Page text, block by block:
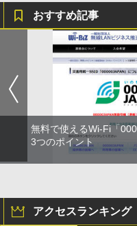
おすすめ記事
無料で使えるWi-Fi「
3つのポイント
アクセスランキング